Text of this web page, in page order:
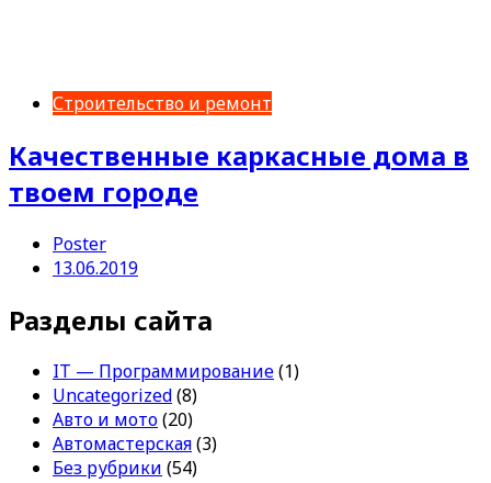
Строительство и ремонт
Качественные каркасные дома в
твоем городе
Poster
13.06.2019
Разделы сайта
IT — Программирование(1)
Uncategorized(8)
Авто и мото(20)
Автомастерская(3)
Без рубрики (54)